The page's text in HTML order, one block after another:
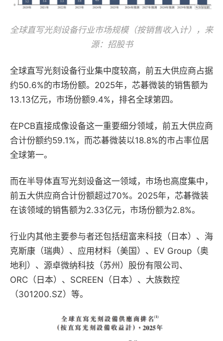
全球直写光刻设备行业市场规模（按销售收入计），来
源：招股书
全球直写光刻设备行业集中度较高，前五大供应商占据
约50.6%的市场份额。2025年，芯碁微装的销售额为
13.13亿元，市场份额9.4%，排名全球第四。
在PCB直接成像设备这一重要细分领域，前五大供应商
合计份额约59.1%，而芯碁微装以18.8%的市占率位居
全球第一。
而在半导体直写光刻设备这一领域，市场也高度集中，
前五大供应商合计份额超过70%。2025年，芯碁微装
在该领域的销售额为2.33亿元，市场份额为2.8%。
行业内其他主要参与者还包括纽富来科技（日本）、海
克斯康（瑞典）、应用材料（美国）、EV Group（奥
地利）、源卓微纳科技（苏州）股份有限公司、
ORC（日本）、SCREEN（日本）、大族数控
（301200.SZ）等。